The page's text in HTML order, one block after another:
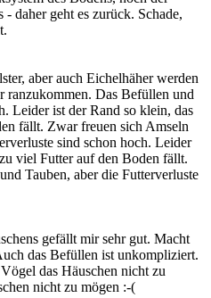
daher geht es zurück. Schade,
aber auch Eichelhäher werden
ranzukommen. Das Befüllen und
Leider ist der Rand so klein, das
fällt. Zwar freuen sich Amseln
sind schon hoch. Leider
viel Futter auf den Boden fällt.
Tauben, aber die Futterverluste
gefällt mir sehr gut. Macht
das Befüllen ist unkompliziert.
das Häuschen nicht zu
nicht zu mögen :-(